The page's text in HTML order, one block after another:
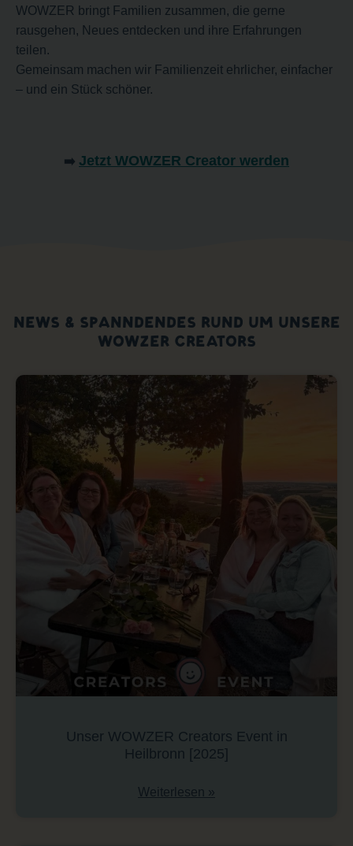
WOWZER bringt Familien zusammen, die gerne
rausgehen, Neues entdecken und ihre Erfahrungen
teilen.
Gemeinsam machen wir Familienzeit ehrlicher, einfacher
– und ein Stück schöner.
➡️ Jetzt WOWZER Creator werden
NEWS & SPANNDENDES RUND UM UNSERE
WOWZER CREATORS
Unser WOWZER Creators Event in
Heilbronn [2025]
Weiterlesen »